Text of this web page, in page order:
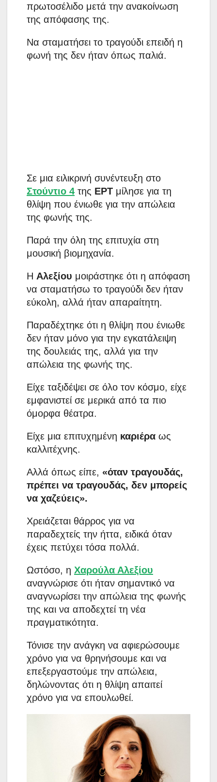
πρωτοσέλιδο μετά την ανακοίνωση
της απόφασης της.
Να σταματήσει το τραγούδι επειδή η
φωνή της δεν ήταν όπως παλιά.
Σε μια ειλικρινή συνέντευξη στο
Στούντιο 4 της ΕΡΤ μίλησε για τη
θλίψη που ένιωθε για την απώλεια
της φωνής της.
Παρά την όλη της επιτυχία στη
μουσική βιομηχανία.
Η Αλεξίου μοιράστηκε ότι η απόφαση
να σταματήσω το τραγούδι δεν ήταν
εύκολη, αλλά ήταν απαραίτητη.
Παραδέχτηκε ότι η θλίψη που ένιωθε
δεν ήταν μόνο για την εγκατάλειψη
της δουλειάς της, αλλά για την
απώλεια της φωνής της.
Είχε ταξιδέψει σε όλο τον κόσμο, είχε
εμφανιστεί σε μερικά από τα πιο
όμορφα θέατρα.
Είχε μια επιτυχημένη καριέρα ως
καλλιτέχνης.
Αλλά όπως είπε, «όταν τραγουδάς,
πρέπει να τραγουδάς, δεν μπορείς
να χαζεύεις».
Χρειάζεται θάρρος για να
παραδεχτείς την ήττα, ειδικά όταν
έχεις πετύχει τόσα πολλά.
Ωστόσο, η Χαρούλα Αλεξίου
αναγνώρισε ότι ήταν σημαντικό να
αναγνωρίσει την απώλεια της φωνής
της και να αποδεχτεί τη νέα
πραγματικότητα.
Τόνισε την ανάγκη να αφιερώσουμε
χρόνο για να θρηνήσουμε και να
επεξεργαστούμε την απώλεια,
δηλώνοντας ότι η θλίψη απαιτεί
χρόνο για να επουλωθεί.